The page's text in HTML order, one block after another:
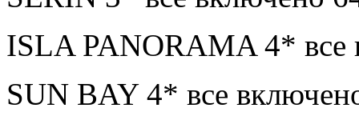
ISLA PANORAMA 4* все
SUN BAY 4* все